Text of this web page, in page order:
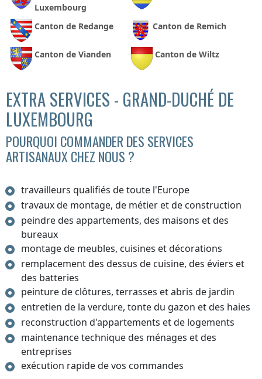
Luxembourg
Canton de Redange Canton de Remich
Canton de Vianden Canton de Wiltz
EXTRA SERVICES - GRAND-DUCHÉ DE
LUXEMBOURG
POURQUOI COMMANDER DES SERVICES
ARTISANAUX CHEZ NOUS ?
travailleurs qualifiés de toute l'Europe
travaux de montage, de métier et de construction
peindre des appartements, des maisons et des
bureaux
montage de meubles, cuisines et décorations
remplacement des dessus de cuisine, des éviers et
des batteries
peinture de clôtures, terrasses et abris de jardin
entretien de la verdure, tonte du gazon et des haies
reconstruction d'appartements et de logements
maintenance technique des ménages et des
entreprises
exécution rapide de vos commandes